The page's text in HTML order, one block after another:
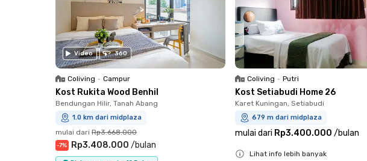
Video 360
Coliving • Campur
Kost Rukita Wood Benhil
Bendungan Hilir, Tanah Abang
1.0 km dari midplaza
mulai dari Rp3.668.000
-7% Rp3.408.000 /bulan
Coliving • Putri
Kost Setiabudi Home 26
Karet Kuningan, Setiabudi
679 m dari midplaza
mulai dari Rp3.400.000 /bulan
Lihat info lebih banyak